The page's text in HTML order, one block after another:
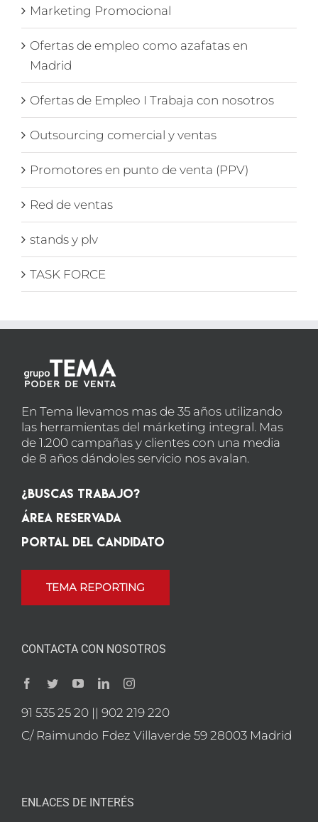
Marketing Promocional
Ofertas de empleo como azafatas en
Madrid
Ofertas de Empleo I Trabaja con nosotros
Outsourcing comercial y ventas
Promotores en punto de venta (PPV)
Red de ventas
stands y plv
TASK FORCE
En Tema llevamos mas de 35 años utilizando
las herramientas del márketing integral. Mas
de 1.200 campañas y clientes con una media
de 8 años dándoles servicio nos avalan.
¿Buscas Trabajo?
Área Reservada
Portal del candidato
TEMA REPORTING
CONTACTA CON NOSOTROS
91 535 25 20 || 902 219 220
C/ Raimundo Fdez Villaverde 59 28003 Madrid
ENLACES DE INTERÉS